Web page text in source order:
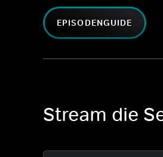
EPISODENGUIDE
Stream die